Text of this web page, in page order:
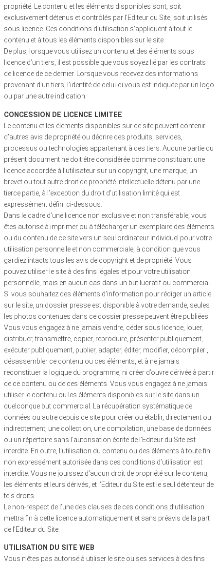
propriété. Le contenu et les éléments disponibles sont, soit
exclusivement détenus et contrôlés par l’Editeur du Site, soit utilisés
sous licence. Ces conditions d’utilisation s’appliquent à tout le
contenu et à tous les éléments disponibles sur le site.
De plus, lorsque vous utilisez un contenu et des éléments sous
licence d’un tiers, il est possible que vous soyez lié par les contrats
de licence de ce dernier. Lorsque vous recevez des informations
provenant d’un tiers, l’identité de celui-ci vous est indiquée par un logo
ou par une autre indication.
CONCESSION DE LICENCE LIMITEE
Le contenu et les éléments disponibles sur ce site peuvent contenir
d’autres avis de propriété ou décrire des produits, services,
processus ou technologies appartenant à des tiers. Aucune partie du
présent document ne doit être considérée comme constituant une
licence accordée à l’utilisateur sur un copyright, une marque, un
brevet ou tout autre droit de propriété intellectuelle détenu par une
tierce partie, à l’exception du droit d’utilisation limité qui est
expressément défini ci-dessous:
Dans le cadre d’une licence non exclusive et non transférable, vous
êtes autorisé à imprimer ou à télécharger un exemplaire des éléments
ou du contenu de ce site vers un seul ordinateur individuel pour votre
utilisation personnelle et non commerciale, à condition que vous
gardiez intacts tous les avis de copyright et de propriété. Vous
pouvez utiliser le site à des fins légales et pour votre utilisation
personnelle, mais en aucun cas dans un but lucratif ou commercial.
Si vous souhaitez des éléments d’information pour rédiger un article
sur le site, un dossier presse est disponible à votre demande, seules
les photos contenues dans ce dossier presse peuvent être publiées.
Vous vous engagez à ne jamais vendre, céder sous licence, louer,
distribuer, transmettre, copier, reproduire, présenter publiquement,
exécuter publiquement, publier, adapter, éditer, modifier, décompiler ,
désassembler ce contenu ou ces éléments, et à ne jamais
reconstituer la logique du programme, ni créer d’ouvre dérivée à partir
de ce contenu ou de ces éléments. Vous vous engagez à ne jamais
utiliser le contenu ou les éléments disponibles sur le site dans un
quelconque but commercial. La récupération systématique de
données ou autre depuis ce site pour créer ou établir, directement ou
indirectement, une collection, une compilation, une base de données
ou un répertoire sans l’autorisation écrite de l’Editeur du Site est
interdite. En outre, l’utilisation du contenu ou des éléments à toute fin
non expressément autorisée dans ces conditions d’utilisation est
interdite. Vous ne jouissez d’aucun droit de propriété sur le contenu,
les éléments et leurs dérivés, et l’Editeur du Site est le seul détenteur de
tels droits.
Le non-respect de l’une des clauses de ces conditions d’utilisation
mettra fin à cette licence automatiquement et sans préavis de la part
de l’Editeur du Site.
UTILISATION DU SITE WEB
Vous n’êtes pas autorisé à utiliser le site ou ses services à des fins